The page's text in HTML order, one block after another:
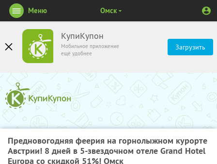
КупиКупон
Мобильное приложение
ещё удобнее
Загрузить
Меню Омск
Предновогодняя феерия на горнолыжном курорте
Австрии! 8 дней в 5-звездочном отеле Grand Hotel
Europa со скидкой 51%! Омск